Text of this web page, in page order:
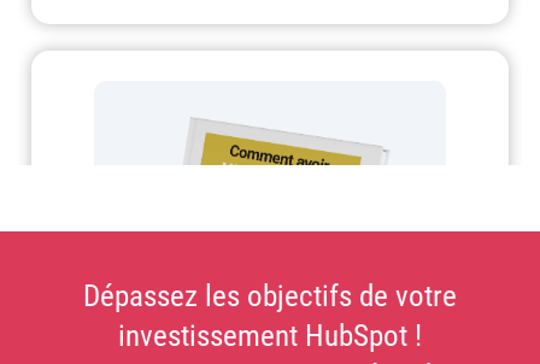
Dépassez les objectifs de votre
investissement HubSpot !